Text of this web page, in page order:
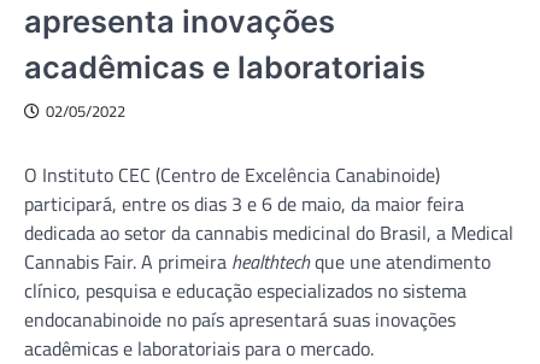
apresenta inovações
acadêmicas e laboratoriais
02/05/2022
O Instituto CEC (Centro de Excelência Canabinoide)
participará, entre os dias 3 e 6 de maio, da maior feira
dedicada ao setor da cannabis medicinal do Brasil, a Medical
Cannabis Fair. A primeira healthtechque une atendimento
clínico, pesquisa e educação especializados no sistema
endocanabinoide no país apresentará suas inovações
acadêmicas e laboratoriais para o mercado.